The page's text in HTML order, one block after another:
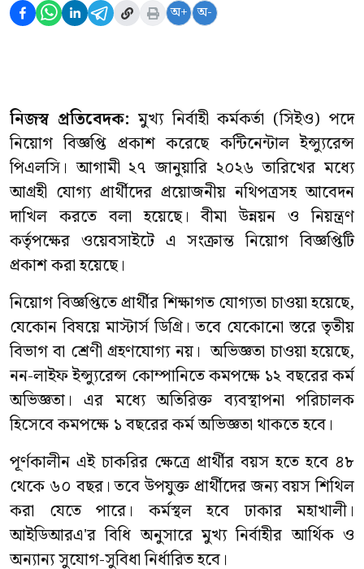
অ+ অ-
নিজস্ব প্রতিবেদক: মুখ্য নির্বাহী কর্মকর্তা (সিইও) পদে
নিয়োগ বিজ্ঞপ্তি প্রকাশ করেছে কন্টিনেন্টাল ইন্স্যুরেন্স
পিএলসি। আগামী ২৭ জানুয়ারি ২০২৬ তারিখের মধ্যে
আগ্রহী যোগ্য প্রার্থীদের প্রয়োজনীয় নথিপত্রসহ আবেদন
দাখিল করতে বলা হয়েছে। বীমা উন্নয়ন ও নিয়ন্ত্রণ
কর্তৃপক্ষের ওয়েবসাইটে এ সংক্রান্ত নিয়োগ বিজ্ঞপ্তিটি
প্রকাশ করা হয়েছে।
নিয়োগ বিজ্ঞপ্তিতে প্রার্থীর শিক্ষাগত যোগ্যতা চাওয়া হয়েছে,
যেকোন বিষয়ে মাস্টার্স ডিগ্রি। তবে যেকোনো স্তরে তৃতীয়
বিভাগ বা শ্রেণী গ্রহণযোগ্য নয়। অভিজ্ঞতা চাওয়া হয়েছে,
নন-লাইফ ইন্স্যুরেন্স কোম্পানিতে কমপক্ষে ১২ বছরের কর্ম
অভিজ্ঞতা। এর মধ্যে অতিরিক্ত ব্যবস্থাপনা পরিচালক
হিসেবে কমপক্ষে ১ বছরের কর্ম অভিজ্ঞতা থাকতে হবে।
পূর্ণকালীন এই চাকরির ক্ষেত্রে প্রার্থীর বয়স হতে হবে ৪৮
থেকে ৬০ বছর। তবে উপযুক্ত প্রার্থীদের জন্য বয়স শিথিল
করা যেতে পারে। কর্মস্থল হবে ঢাকার মহাখালী।
আইডিআরএ'র বিধি অনুসারে মুখ্য নির্বাহীর আর্থিক ও
অন্যান্য সুযোগ-সুবিধা নির্ধারিত হবে।